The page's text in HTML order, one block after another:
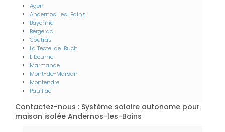
Agen
Andernos-les-Bains
Bayonne
Bergerac
Coutras
La Teste-de-Buch
Libourne
Marmande
Mont-de-Marsan
Montendre
Pauillac
Contactez-nous : Système solaire autonome pour
maison isolée Andernos-les-Bains